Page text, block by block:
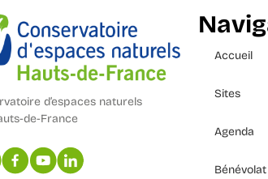
d’espaces naturels
de-France
Accueil
Sites
Agenda
Bénévolat